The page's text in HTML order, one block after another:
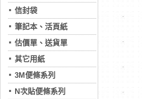
信封袋
筆記本、活頁紙
估價單、送貨單
其它用紙
3M便條系列
N次貼便條系列